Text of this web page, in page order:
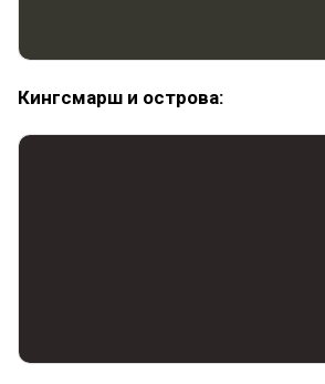
Кингсмарш и острова: